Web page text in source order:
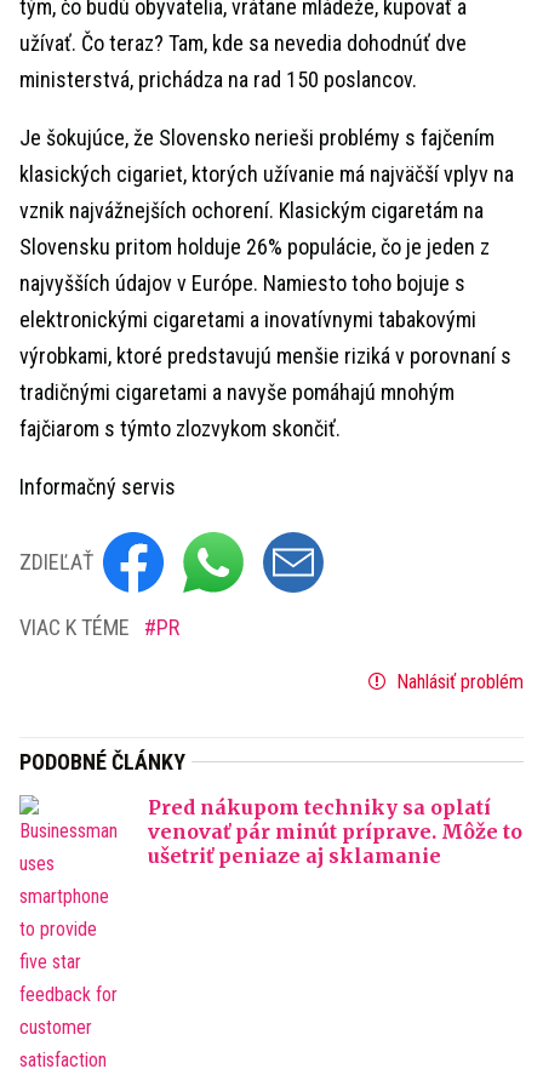
tým, čo budú obyvatelia, vrátane mládeže, kupovať a
užívať. Čo teraz? Tam, kde sa nevedia dohodnúť dve
ministerstvá, prichádza na rad 150 poslancov.
Je šokujúce, že Slovensko nerieši problémy s fajčením
klasických cigariet, ktorých užívanie má najväčší vplyv na
vznik najvážnejších ochorení. Klasickým cigaretám na
Slovensku pritom holduje 26% populácie, čo je jeden z
najvyšších údajov v Európe. Namiesto toho bojuje s
elektronickými cigaretami a inovatívnymi tabakovými
výrobkami, ktoré predstavujú menšie riziká v porovnaní s
tradičnými cigaretami a navyše pomáhajú mnohým
fajčiarom s týmto zlozvykom skončiť.
Informačný servis
ZDIEĽAŤ
VIAC K TÉME PR
Nahlásiť problém
PODOBNÉ ČLÁNKY
Pred nákupom techniky sa oplatí
venovať pár minút príprave. Môže to
ušetriť peniaze aj sklamanie